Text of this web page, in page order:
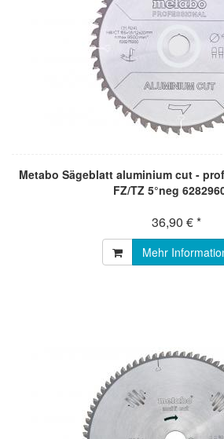
Metabo Sägeblatt aluminium cut -
FZ/TZ 5°neg
36,90 € *
Mehr